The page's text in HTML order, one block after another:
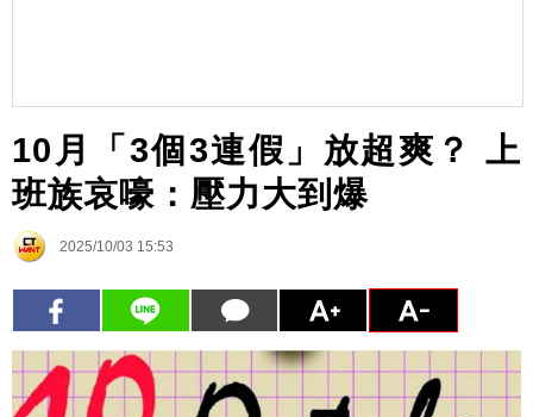
10月「3個3連假」放超爽？ 上
班族哀嚎：壓力大到爆
2025/10/03 15:53